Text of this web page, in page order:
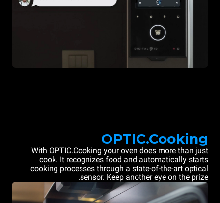
OPTIC.Cooking
With OPTIC.Cooking your oven does more than just
cook. It recognizes food and automatically starts
cooking processes through a state-of-the-art optical
sensor. Keep another eye on the prize.